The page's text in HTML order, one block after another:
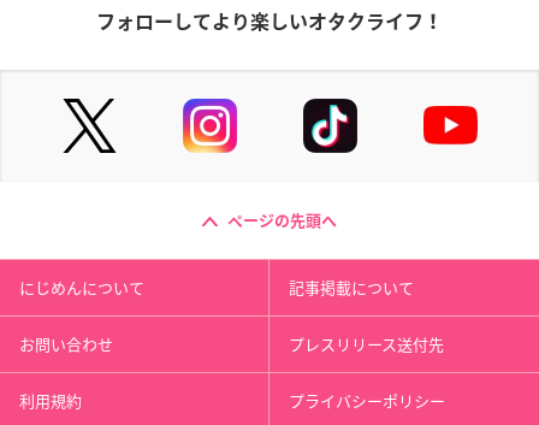
フォローしてより楽しいオタクライフ！
ページの先頭へ
にじめんについて 記事掲載について
お問い合わせ プレスリリース送付先
利用規約 プライバシーポリシー